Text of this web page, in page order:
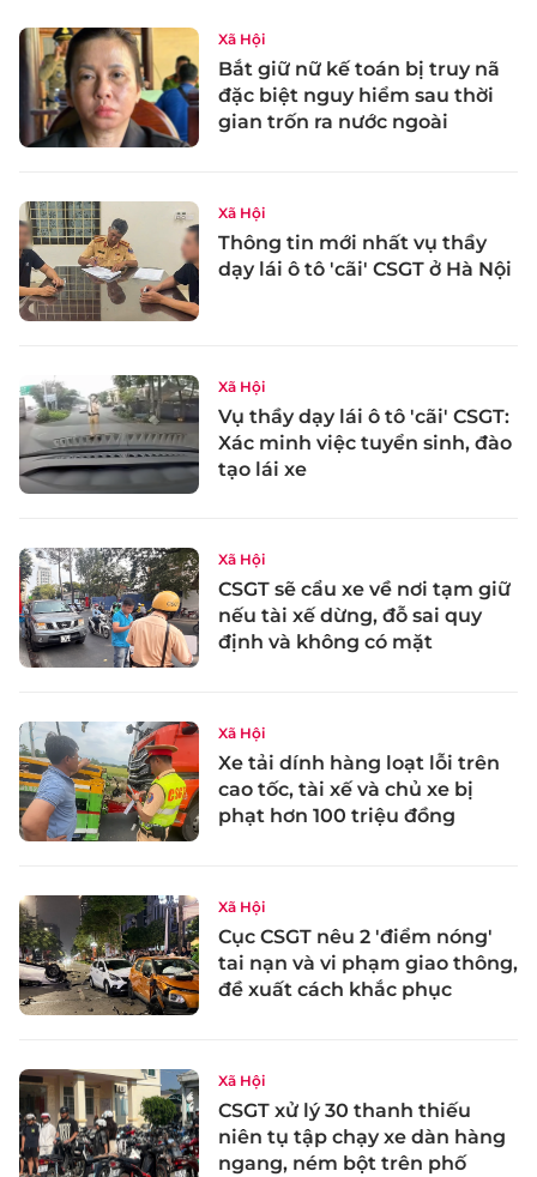
Xã Hội
Bắt giữ nữ kế toán bị truy nã
đặc biệt nguy hiểm sau thời
gian trốn ra nước ngoài
Xã Hội
Thông tin mới nhất vụ thầy
dạy lái ô tô 'cãi' CSGT ở Hà Nội
Xã Hội
Vụ thầy dạy lái ô tô 'cãi' CSGT:
Xác minh việc tuyển sinh, đào
tạo lái xe
Xã Hội
CSGT sẽ cẩu xe về nơi tạm giữ
nếu tài xế dừng, đỗ sai quy
định và không có mặt
Xã Hội
Xe tải dính hàng loạt lỗi trên
cao tốc, tài xế và chủ xe bị
phạt hơn 100 triệu đồng
Xã Hội
Cục CSGT nêu 2 'điểm nóng'
tai nạn và vi phạm giao thông,
đề xuất cách khắc phục
Xã Hội
CSGT xử lý 30 thanh thiếu
niên tụ tập chạy xe dàn hàng
ngang, ném bột trên phố